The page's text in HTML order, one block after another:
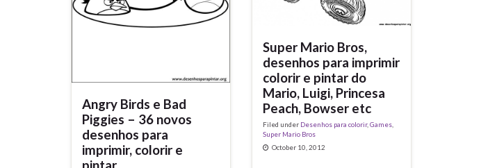
Angry Birds e Bad
Piggies – 36 novos
desenhos para
imprimir, colorir e
Super Mario Bros,
desenhos para imprimir
colorir e pintar do
Mario, Luigi, Princesa
Peach, Bowser etc
Filed under Desenhos para colorir, Games,
Super Mario Bros
October 10, 2012